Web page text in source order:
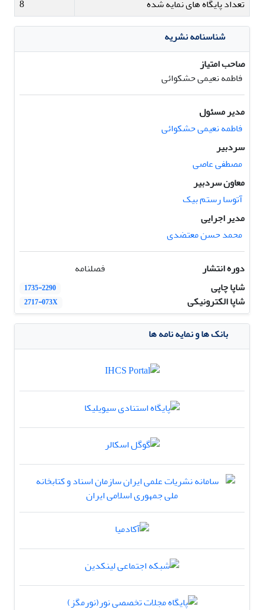
تعداد پایگاه های نمایه شده
8
شناسنامه نشریه
صاحب امتیاز
فاطمه نعیمی حشکوائی
مدیر مسئول
فاطمه نعیمی حشکوائی
سردبیر
مصطفی عاصی
معاون سردبیر
آتوسا رستم بیک
مدیر اجرایی
محمد حسن معتضدی
دوره انتشار
فصلنامه
شاپا چاپی
1735-2290
شاپا الکترونیکی 2717-073X
بانک ها و نمایه نامه ها